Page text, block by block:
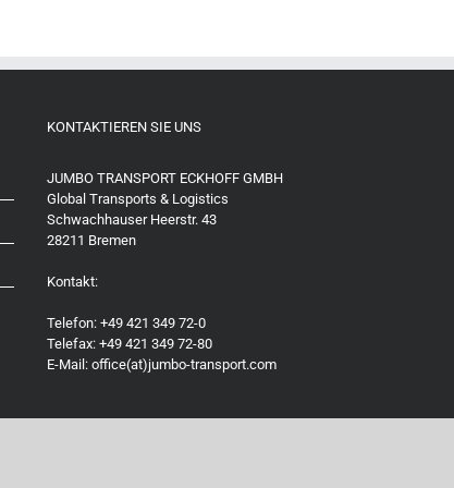
KONTAKTIEREN SIE UNS
JUMBO TRANSPORT ECKHOFF GMBH
Global Transports & Logistics
Schwachhauser Heerstr. 43
28211 Bremen
Kontakt:
Telefon: +49 421 349 72-0
Telefax: +49 421 349 72-80
E-Mail: office(at)jumbo-transport.com